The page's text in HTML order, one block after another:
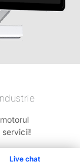
Live chat